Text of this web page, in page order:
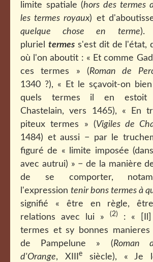
limite spatiale (hors des termes
les termes royaux) et
quelque chose en terme).
pluriel termess'est dit de l'état,
où l'on aboutit : « Et comme
ces termes » (Roman de
1340 ?), « Et le sçavoit-on
quels termes il en estoit
Chastelain, vers 1465), « En
piteux termes » (Vigiles de
1484) et aussi − par le
figuré de « limite imposée
avec autrui) » − de la manière
de se comporter,
l'expression tenir bons termes à
signifié « être en règle,
relations avec lui »
(2)
: « [Il]
termes et sy bonnes manieres
de Pampelune » (Roman
d'Orange, XIII esiècle), « Je